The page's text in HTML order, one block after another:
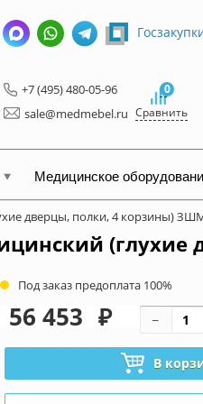
+7 (495) 480-05-96
sale@medmebel.ru
0
Сравнить
Медицинское
дверцы, полки, 4 корзины)
(глухие
Под заказ предоплата 100%
56 453 ₽
В